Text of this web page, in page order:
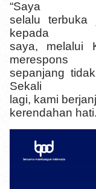
“Saya
selalu terbuka
kepada
saya, melalui
merespons
sepanjang
Sekali
lagi, kami
kerendahan hati.